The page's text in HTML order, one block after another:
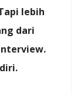
lebih
dari